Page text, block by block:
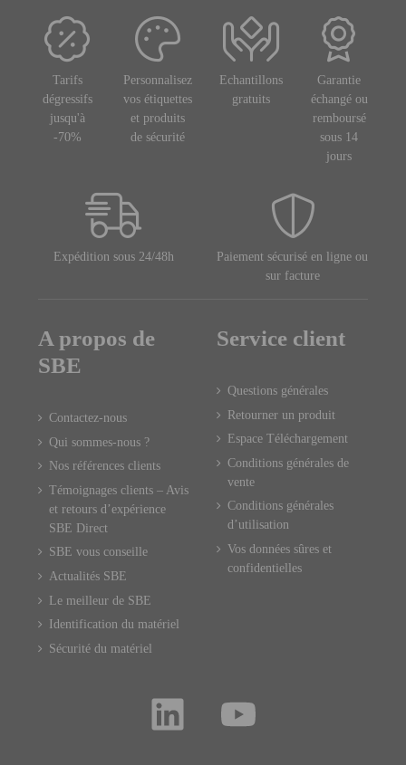
Tarifs
dégressifs
jusqu'à
-70%
Personnalisez
vos étiquettes
et produits
de sécurité
Echantillons
gratuits
Garantie
échangé ou
remboursé
sous 14
jours
Expédition sous 24/48h
Paiement sécurisé en ligne ou
sur facture
A propos de
SBE
Contactez-nous
Qui sommes-nous ?
Nos références clients
Témoignages clients – Avis
et retours d’expérience
SBE Direct
SBE vous conseille
Actualités SBE
Le meilleur de SBE
Identification du matériel
Sécurité du matériel
Service client
Questions générales
Retourner un produit
Espace Téléchargement
Conditions générales de
vente
Conditions générales
d’utilisation
Vos données sûres et
confidentielles